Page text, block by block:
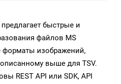
быстрые и
файлов MS
форматы изображений,
выше для TSV.
REST API или SDK, API